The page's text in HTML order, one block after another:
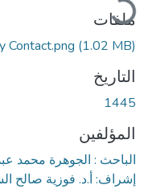
جاري التحميل...
ملفات
Contact.png (1.02 MB)
التاريخ
1445
المؤلفين
الباحث : الجوهرة محمد
إشراف: أ.د. فوزية صالح